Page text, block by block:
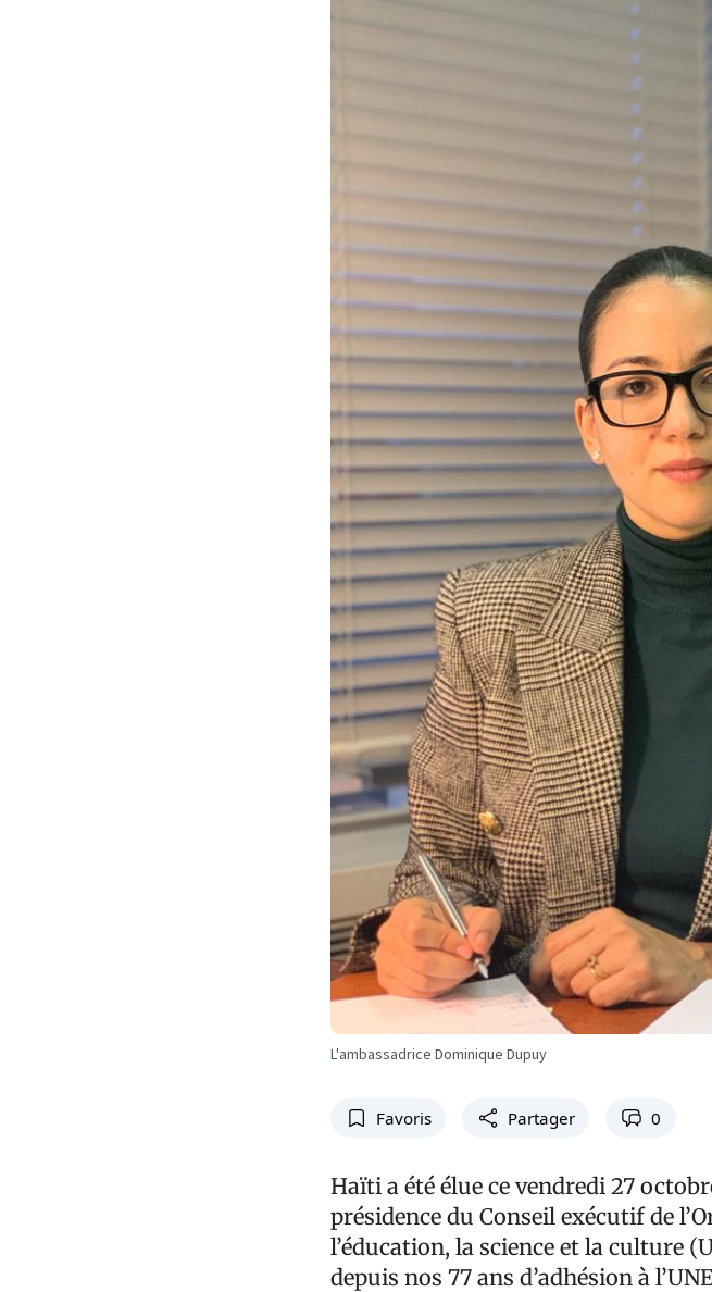
L'ambassadrice Dominique Dupuy
Favoris Partager 0
Haïti a été élue ce vendredi 27
présidence du Conseil exécutif de
l’éducation, la science et la culture
depuis nos 77 ans d’adhésion à